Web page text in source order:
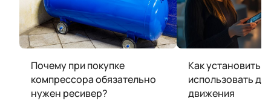
Почему при покупке
компрессора обязательно
нужен ресивер?
Как установить и
использовать
движения